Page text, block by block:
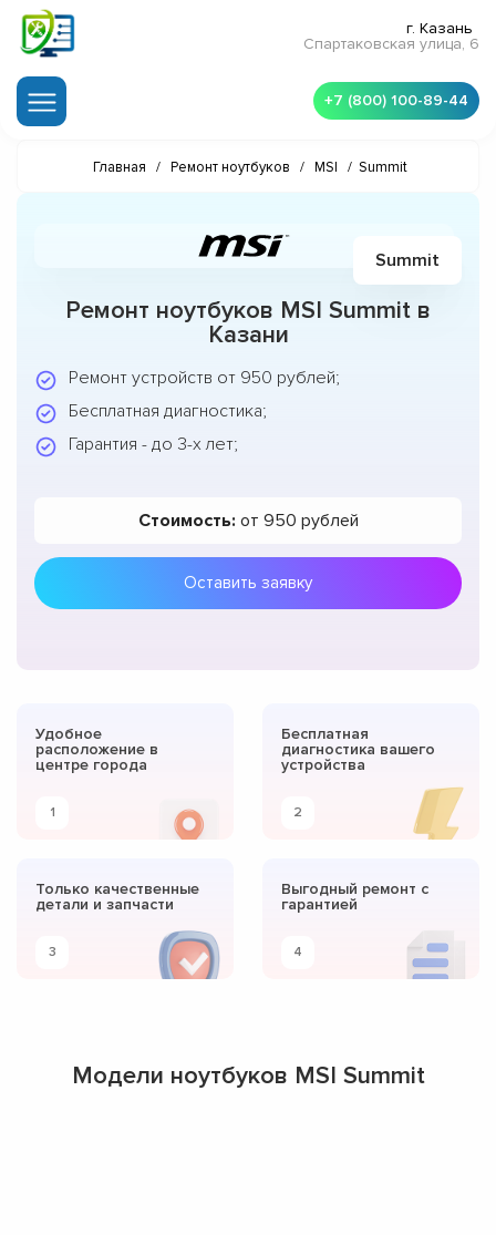
г. Казань
Спартаковская улица, 6
+7 (800) 100-89-44
Главная / Ремонт ноутбуков / MSI / Summit
Ремонт ноутбуков MSI Summit в
Казани
Ремонт устройств от 950 рублей;
Бесплатная диагностика;
Гарантия - до 3-х лет;
Стоимость: от 950 рублей
Оставить заявку
Summit
Удобное
расположение в
центре города
1
Бесплатная
диагностика вашего
устройства
2
Только качественные
детали и запчасти
3
Выгодный ремонт с
гарантией
4
Модели ноутбуков MSI Summit